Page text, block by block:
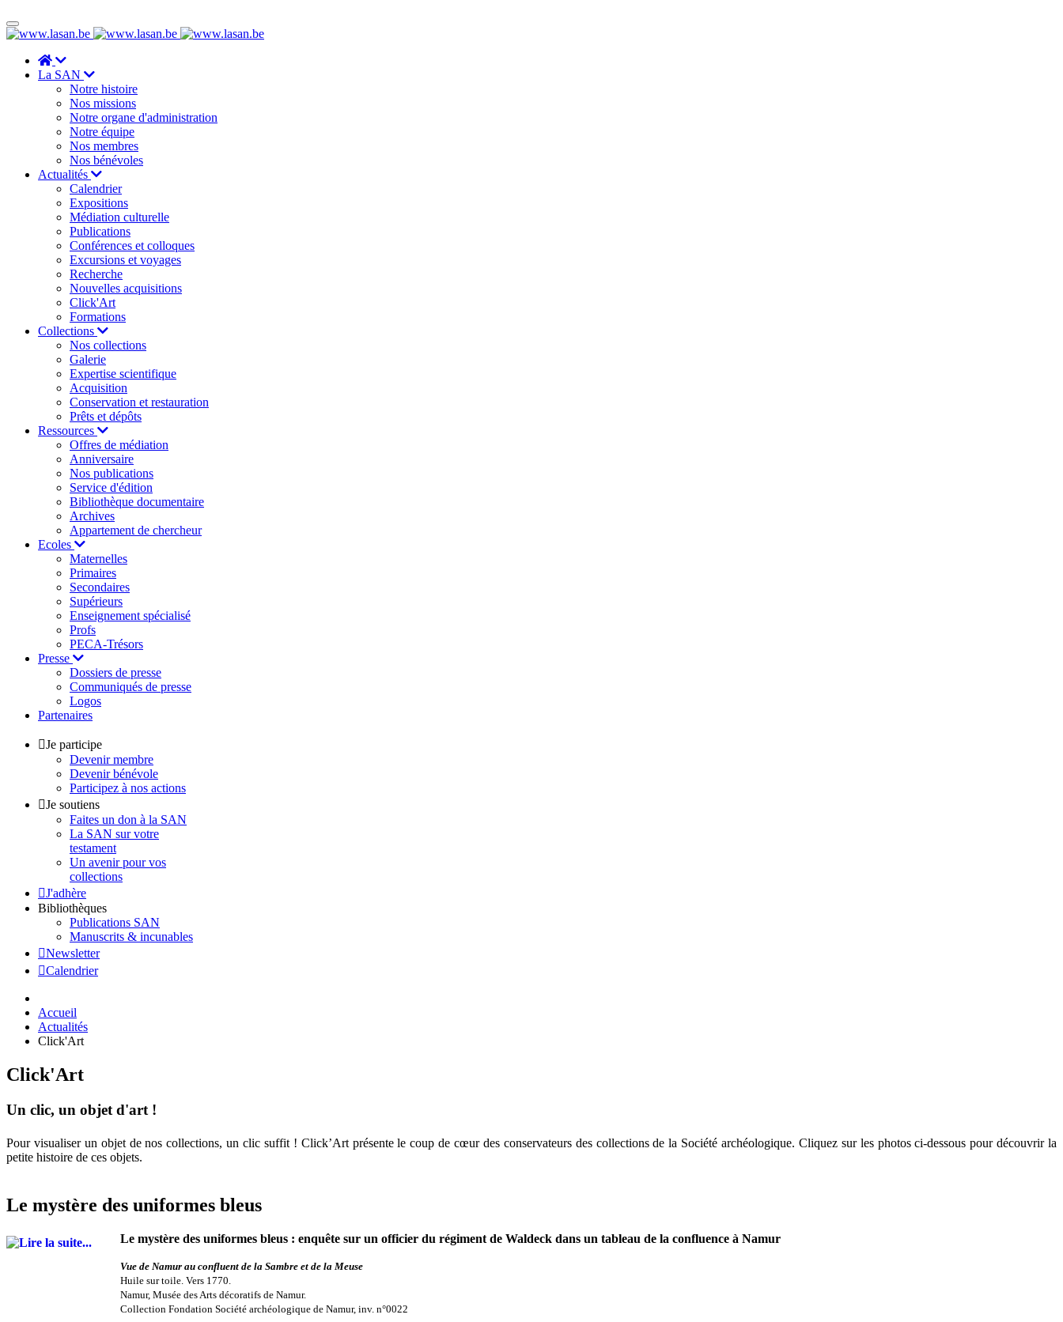
La SAN
Notre histoire
Nos missions
Notre organe d'administration
Notre équipe
Nos membres
Nos bénévoles
Actualités
Calendrier
Expositions
Médiation culturelle
Publications
Conférences et colloques
Excursions et voyages
Recherche
Nouvelles acquisitions
Click'Art
Formations
Collections
Nos collections
Galerie
Expertise scientifique
Acquisition
Conservation et restauration
Prêts et dépôts
Ressources
Offres de médiation
Anniversaire
Nos publications
Service d'édition
Bibliothèque documentaire
Archives
Appartement de chercheur
Ecoles
Maternelles
Primaires
Secondaires
Supérieurs
Enseignement spécialisé
Profs
PECA-Trésors
Presse
Dossiers de presse
Communiqués de presse
Logos
Partenaires
Je participe
Devenir membre
Devenir bénévole
Participez à nos actions
Je soutiens
Faites un don à la SAN
La SAN sur votre
testament
Un avenir pour vos
collections
J'adhère
Bibliothèques
Publications SAN
Manuscrits & incunables
Newsletter
Calendrier
Accueil
Actualités
Click'Art
Click'Art
Un clic, un objet d'art !
Pour visualiser un objet de nos collections, un clic suffit ! Click’Art présente le coup de cœur des conservateurs des collections de la Société archéologique. Cliquez sur les photos ci-dessous pour découvrir la
petite histoire de ces objets.
Le mystère des uniformes bleus
Le mystère des uniformes bleus : enquête sur un officier du régiment de Waldeck dans un tableau de la confluence à Namur
Vue de Namur au confluent de la Sambre et de la Meuse
Huile sur toile. Vers 1770.
Namur, Musée des Arts décoratifs de Namur.
Collection Fondation Société archéologique de Namur, inv. n°0022